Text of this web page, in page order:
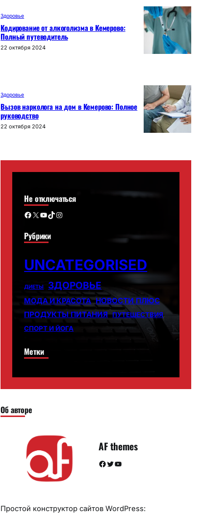
Здоровье
Кодирование от алкоголизма в Кемерово:
Полный путеводитель
22 октября 2024
Здоровье
Вызов нарколога на дом в Кемерово: Полное
руководство
22 октября 2024
Не отключаться
Facebook X YouTube TikTok Instagram
Рубрики
UNCATEGORISED
ДИЕТЫ ЗДОРОВЬЕ
МОДА И КРАСОТА НОВОСТИ ПЛЮС
ПРОДУКТЫ ПИТАНИЯ ПУТЕШЕСТВИЯ
СПОРТ И ЙОГА
Метки
Об авторе
AF themes
Facebook Twitter YouTube
Простой конструктор сайтов WordPress: